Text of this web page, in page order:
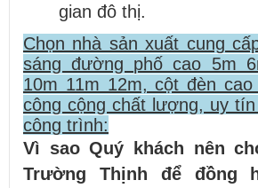
gian đô thị.
Chọn nhà sản xuất cung
sáng đường phố cao 5m
10m 11m 12m, cột đèn
công cộng chất lượng, uy
công trình:
Vì sao Quý khách nên
Trường Thịnh để đồng